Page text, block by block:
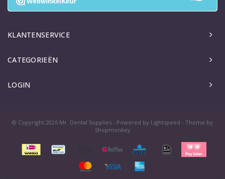
KLANTENSERVICE
CATEGORIEËN
LOGIN
© Copyright 2026 Mr. Dental Supplies - Powered by Lightspeed - Theme by
Shopmonkey